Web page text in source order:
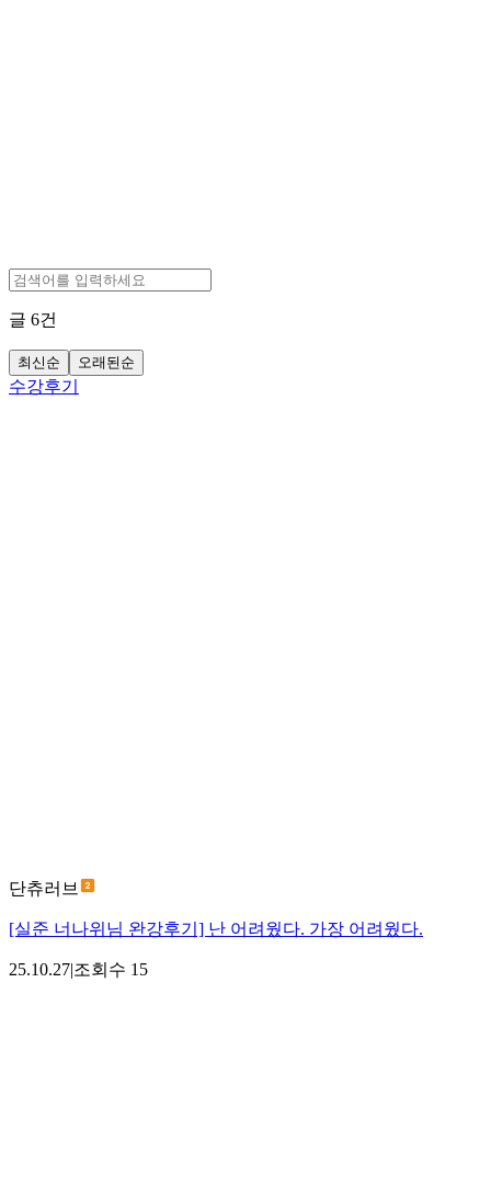
글 6건
최신순 오래된순
수강후기
단츄러브
[실준 너나위님 완강후기] 난 어려웠다. 가장 어려웠다.
25.10.27|조회수 15